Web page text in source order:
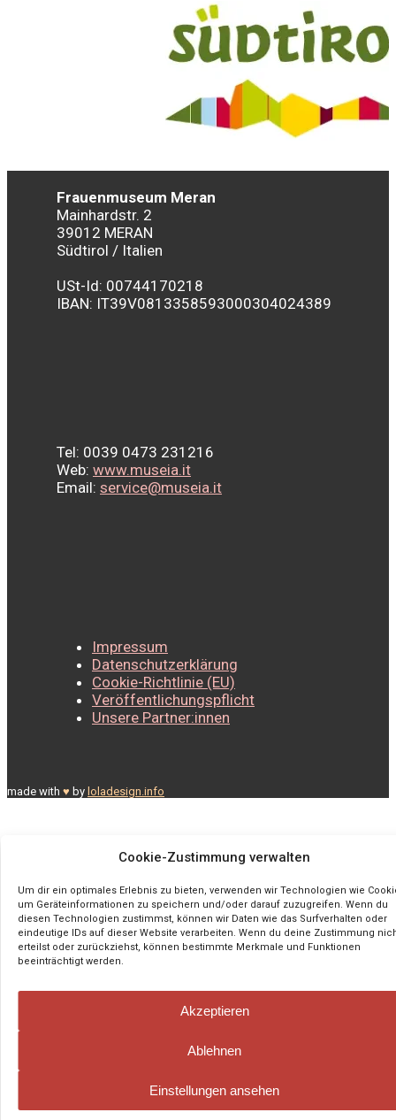
Cookie-Zustimmung verwalten
Um dir ein optimales Erlebnis zu bieten, verwenden wir Technologien wie
um Geräteinformationen zu speichern und/oder darauf zuzugreifen. Wenn du
diesen Technologien zustimmst, können wir Daten wie das Surfverhalten oder
eindeutige IDs auf dieser Website verarbeiten. Wenn du deine Zustimmung
erteilst oder zurückziehst, können bestimmte Merkmale und Funktionen
beeinträchtigt werden.
Akzeptieren
Ablehnen
Einstellungen ansehen
Frauenmuseum Meran
Mainhardstr. 2
39012 MERAN
Südtirol / Italien
USt-Id: 00744170218
IBAN: IT39V0813358593000304024389
Tel: 0039 0473 231216
Web: www.museia.it
Email: service@museia.it
Impressum
Datenschutzerklärung
Cookie-Richtlinie (EU)
Veröffentlichungspflicht
Unsere Partner:innen
made with ♥ by loladesign.info